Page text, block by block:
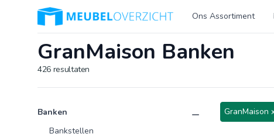
Logo Meubeloverzicht.nl Ons Assortiment
GranMaison Banken
426 resultaten
Producten
Product categorieën
Banken
Bankstellen
GranMaison